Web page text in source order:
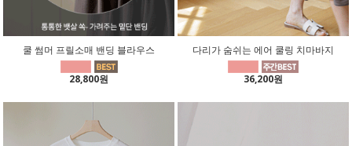
쿨 썸머 프릴소매 밴딩 블라우스
28,800원
다리가 숨쉬는 에어 쿨링 치마바지
36,200원